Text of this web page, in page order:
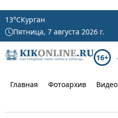
13°CКурган
Пятница, 7 августа 2026 г.
16+
Главная Фотоархив Видео